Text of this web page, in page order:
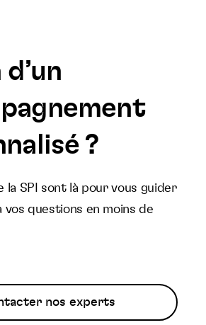
?
la SPI sont là pour vous guider
questions en moins de
nos experts